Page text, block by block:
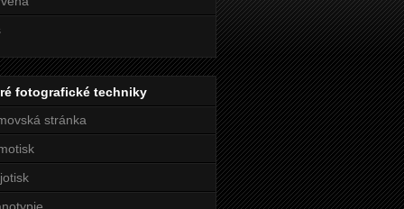
fotografické techniky
stránka